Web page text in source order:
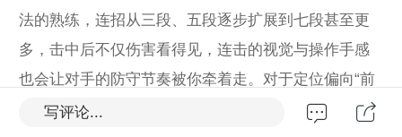
法的熟练，连招从三段、五段逐步扩展到七段甚至更
多，击中后不仅伤害看得见，连击的视觉与操作手感
也会让对手的防守节奏被你牵着走。对于定位偏向“前
排压制、快速接近、持续输出”这类风格的玩家，拳套
写评论...